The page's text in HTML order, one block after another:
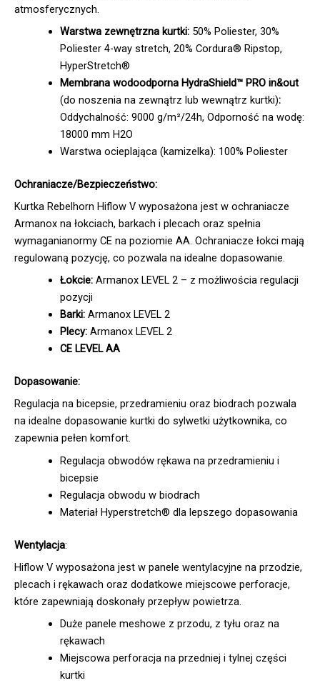
atmosferycznych.
Warstwa zewnętrzna kurtki:50% Poliester, 30%
Poliester 4-way stretch, 20% Cordura® Ripstop,
HyperStretch®
Membrana wodoodporna HydraShield™ PRO in&out
(do noszenia na zewnątrz lub wewnątrz kurtki):
Oddychalność: 9000 g/m²/24h, Odporność na wodę:
18000 mm H2O
Warstwa ocieplająca (kamizelka): 100% Poliester
Ochraniacze/Bezpieczeństwo:
Kurtka Rebelhorn Hiflow V wyposażona jest w ochraniacze
Armanox na łokciach, barkach i plecach oraz spełnia
wymaganianormy CE na poziomie AA. Ochraniacze łokci mają
regulowaną pozycję, co pozwala na idealne dopasowanie.
Łokcie:Armanox LEVEL 2 – z możliwościa regulacji
pozycji
Barki:Armanox LEVEL 2
Plecy:Armanox LEVEL 2
CE LEVEL AA
Dopasowanie:
Regulacja na bicepsie, przedramieniu oraz biodrach pozwala
na idealne dopasowanie kurtki do sylwetki użytkownika, co
zapewnia pełen komfort.
Regulacja obwodów rękawa na przedramieniu i
bicepsie
Regulacja obwodu w biodrach
Materiał Hyperstretch® dla lepszego dopasowania
Wentylacja:
Hiflow V wyposażona jest w panele wentylacyjne na przodzie,
plecach i rękawach oraz dodatkowe miejscowe perforacje,
które zapewniają doskonały przepływ powietrza.
Duże panele meshowe z przodu, z tyłu oraz na
rękawach
Miejscowa perforacja na przedniej i tylnej części
kurtki